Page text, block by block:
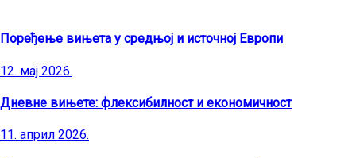
Поређење вињета у средњој и источној Европи
12. мај 2026.
Дневне вињете: флексибилност и економичност
11. април 2026.